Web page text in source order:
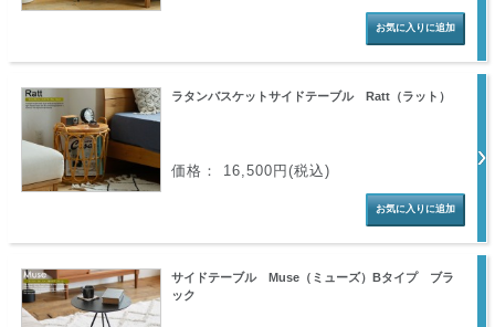
ラタンバスケットサイドテーブル Ratt（ラット）
価格： 16,500円(税込)
サイドテーブル Muse（ミューズ）Bタイプ ブラ
ック